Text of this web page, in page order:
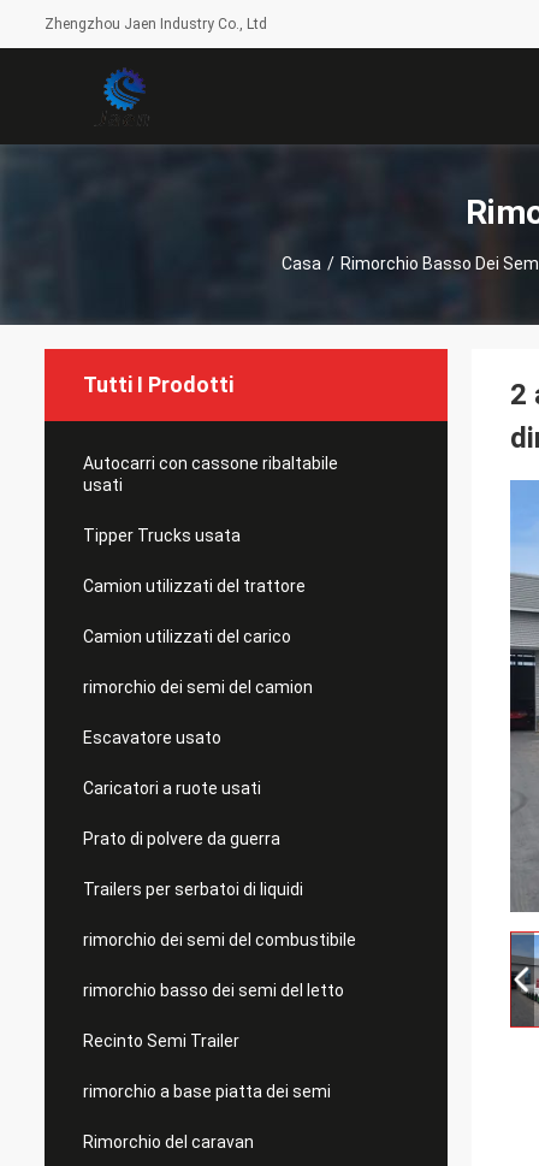
Zhengzhou Jaen Industry Co., Ltd
Casa / Rimorchio Basso Dei
Tutti I Prodotti
Autocarri con cassone ribaltabile
usati
Tipper Trucks usata
Camion utilizzati del trattore
Camion utilizzati del carico
rimorchio dei semi del camion
Escavatore usato
Caricatori a ruote usati
Prato di polvere da guerra
Trailers per serbatoi di liquidi
rimorchio dei semi del combustibile
rimorchio basso dei semi del letto
Recinto Semi Trailer
rimorchio a base piatta dei semi
Rimorchio del caravan
2